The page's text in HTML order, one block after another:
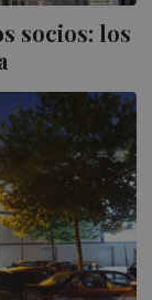
socios: los